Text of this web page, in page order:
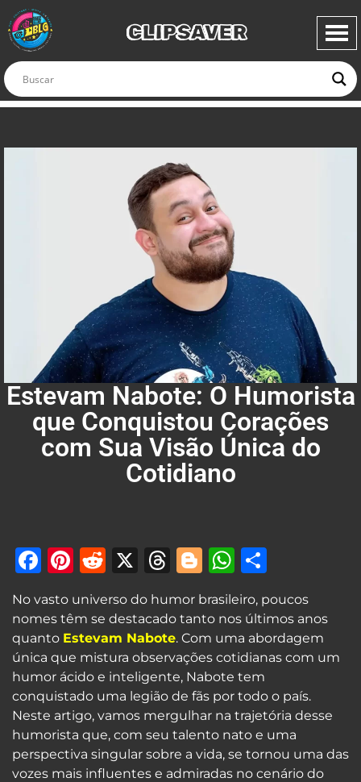
CLIPSAVER
Estevam Nabote: O Humorista
que Conquistou Corações
com Sua Visão Única do
Cotidiano
Facebook
Pinterest
Reddit
X Threads
Blogger
No vasto universo do humor brasileiro, poucos
nomes têm se destacado tanto nos últimos anos
quanto Estevam Nabote. Com uma abordagem
única que mistura observações cotidianas com um
humor ácido e inteligente, Nabote tem
conquistado uma legião de fãs por todo o país.
Neste artigo, vamos mergulhar na trajetória desse
humorista que, com seu talento nato e uma
perspectiva singular sobre a vida, se tornou uma das
vozes mais influentes e admiradas no cenário do